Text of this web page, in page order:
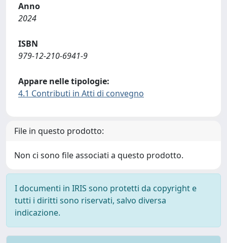
Anno
2024
ISBN
979-12-210-6941-9
Appare nelle tipologie:
4.1 Contributi in Atti di convegno
File in questo prodotto:
Non ci sono file associati a questo prodotto.
I documenti in IRIS sono protetti da copyright e
tutti i diritti sono riservati, salvo diversa
indicazione.